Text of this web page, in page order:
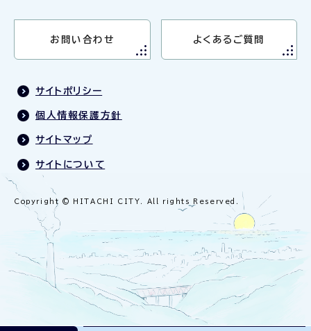
お問い合わせ よくあるご質問
サイトポリシー
個人情報保護方針
サイトマップ
サイトについて
Copyright © HITACHI CITY. All rights Reserved.